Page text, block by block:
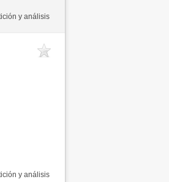
y análisis
y análisis